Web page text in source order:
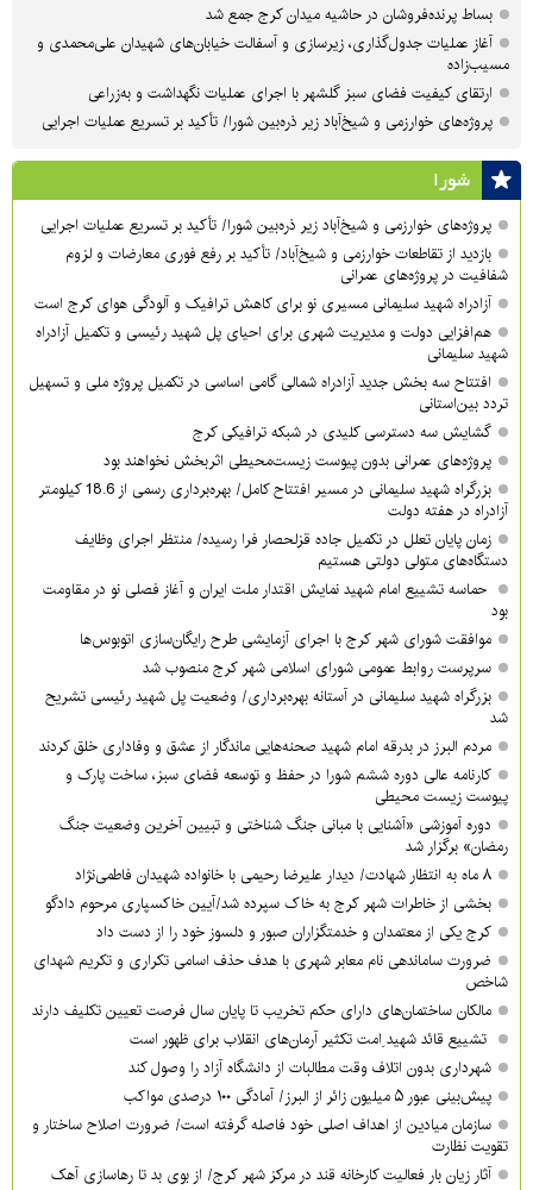
بساط پرنده‌فروشان در حاشیه میدان کرج جمع شد
آغاز عملیات جدول‌گذاری، زیرسازی و آسفالت خیابان‌های شهیدان علی‌محمدی و
مسیب‌زاده
ارتقای کیفیت فضای سبز گلشهر با اجرای عملیات نگهداشت و به‌زراعی
پروژه‌های خوارزمی و شیخ‌آباد زیر ذره‌بین شورا/ تأکید بر تسریع عملیات اجرایی
شورا
پروژه‌های خوارزمی و شیخ‌آباد زیر ذره‌بین شورا/ تأکید بر تسریع عملیات اجرایی
بازدید از تقاطعات خوارزمی و شیخ‌آباد/ تأکید بر رفع فوری معارضات و لزوم
شفافیت در پروژه‌های عمرانی
آزادراه شهید سلیمانی مسیری نو برای کاهش ترافیک و آلودگی هوای کرج است
هم‌افزایی دولت و مدیریت شهری برای احیای پل شهید رئیسی و تکمیل آزادراه
شهید سلیمانی
افتتاح سه بخش جدید آزادراه شمالی گامی اساسی در تکمیل پروژه ملی و تسهیل
تردد بین‌استانی
گشایش سه دسترسی کلیدی در شبکه ترافیکی کرج
پروژه‌های عمرانی بدون پیوست زیست‌محیطی اثربخش نخواهند بود
بزرگراه شهید سلیمانی در مسیر افتتاح کامل/ بهره‌برداری رسمی از 18.6 کیلومتر
آزادراه در هفته دولت
زمان پایان تعلل در تکمیل جاده قزلحصار فرا رسیده/ منتظر اجرای وظایف
دستگاه‌های متولی دولتی هستیم
حماسه تشییع امام شهید نمایش اقتدار ملت ایران و آغاز فصلی نو در مقاومت
بود
موافقت شورای شهر کرج با اجرای آزمایشی طرح رایگان‌سازی اتوبوس‌ها
سرپرست روابط عمومی شورای اسلامی شهر کرج منصوب شد
بزرگراه شهید سلیمانی در آستانه بهره‌برداری/ وضعیت پل شهید رئیسی تشریح
شد
مردم البرز در بدرقه امام شهید صحنه‌هایی ماندگار از عشق و وفاداری خلق کردند
کارنامه عالی دوره ششم شورا در حفظ و توسعه فضای سبز، ساخت پارک و
پیوست زیست محیطی
دوره آموزشی «آشنایی با مبانی جنگ شناختی و تبیین آخرین وضعیت جنگ
رمضان» برگزار شد
۸ ماه به انتظار شهادت/ دیدار علیرضا رحیمی با خانواده شهیدان فاطمی‌نژاد
بخشی از خاطرات شهر کرج به خاک سپرده شد/آیین خاکسپاری مرحوم دادگو
کرج یکی از معتمدان و خدمتگزاران صبور و دلسوز خود را از دست داد
ضرورت ساماندهی نام‌ معابر شهری با هدف حذف اسامی تکراری و تکریم شهدای
شاخص
مالکان ساختمان‌های دارای حکم تخریب تا پایان سال فرصت تعیین تکلیف دارند
تشییع قائد شهید ِامت تکثیر آرمان‌های انقلاب برای ظهور است
شهرداری بدون اتلاف وقت مطالبات از دانشگاه آزاد را وصول کند
پیش‌بینی عبور ۵ میلیون زائر از البرز/ آمادگی ۱۰۰ درصدی مواکب
سازمان میادین از اهداف اصلی خود فاصله گرفته است/ ضرورت اصلاح ساختار و
تقویت نظارت
آثار زیان بار فعالیت کارخانه قند در مرکز شهر کرج/ از بوی بد تا رهاسازی آهک